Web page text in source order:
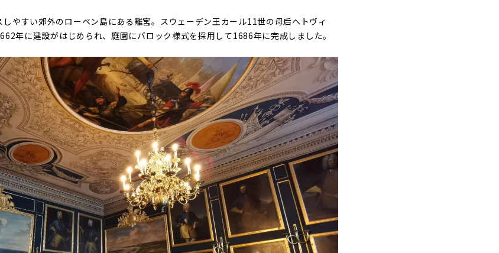
やすい郊外のローベン島にある離宮。スウェーデン王カール11世の母后ヘトヴィ
年に建設がはじめられ、庭園にバロック様式を採用して1686年に完成しました。